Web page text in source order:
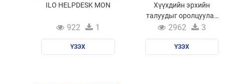
ILO HELPDESK MON
922 1
ҮЗЭХ
Хүүхдийн эрхийн
талуудыг оролцуулах
нь /Компаниудад
авлага/
2962 3
ҮЗЭХ